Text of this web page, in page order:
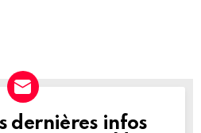
dernières infos